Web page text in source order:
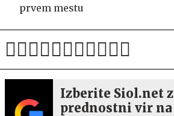
prvem mestu
Izberite Siol.net
prednostni vir na